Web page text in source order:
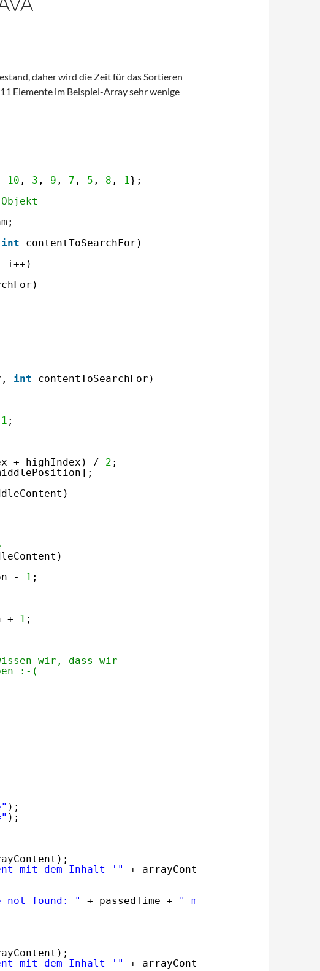
daher wird die Zeit für das Sortieren
Elemente im Beispiel-Array sehr wenige
10 , 3 , 9 , 7 , 5 , 8 , 1};
int
contentToSearchFor)
i++)
int
contentToSearchFor)
1 ;
+ highIndex) / 2 ;
-
1 ;
+
1 ;
wir, dass wir
:-(
);
);
mit dem Inhalt '" + arrayContent +
not found: " + passedTime + " ms."
mit dem Inhalt '" + arrayContent +